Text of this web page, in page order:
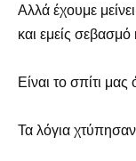
Αλλά έχουμε
και εμείς
Είναι το σπίτι
Τα λόγια